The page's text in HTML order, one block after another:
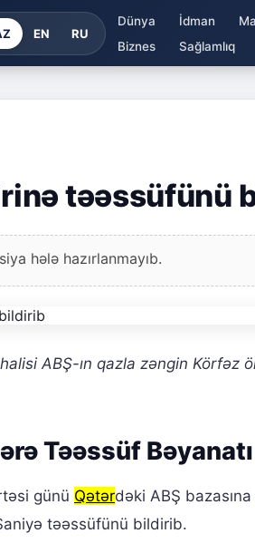
EN RU
Dünya İdman
Biznes
Sağlamlıq
təəssüfünü
hələ hazırlanmayıb.
ABŞ-ın qazla zəngin Körfəz
Təəssüf Bəyanatı
günü Qətərdəki ABŞ
təəssüfünü bildirib.